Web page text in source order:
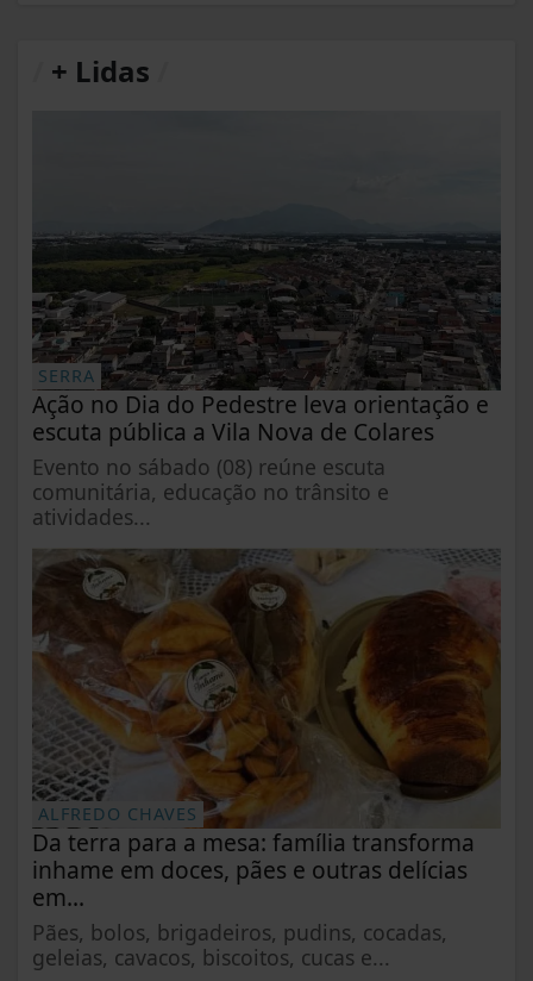
+ Lidas
SERRA
Ação no Dia do Pedestre leva orientação e
escuta pública a Vila Nova de Colares
Evento no sábado (08) reúne escuta
comunitária, educação no trânsito e
atividades...
ALFREDO CHAVES
Da terra para a mesa: família transforma
inhame em doces, pães e outras delícias
em...
Pães, bolos, brigadeiros, pudins, cocadas,
geleias, cavacos, biscoitos, cucas e...